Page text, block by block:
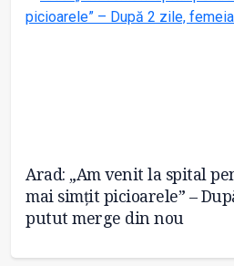
Arad: „Am venit la spital
mai simțit picioarele” –
putut merge din nou